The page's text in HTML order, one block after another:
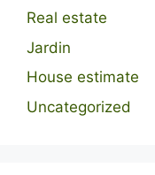
Real estate
Jardin
House estimate
Uncategorized